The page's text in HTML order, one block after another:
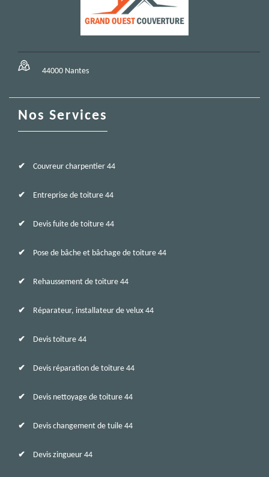
44000 Nantes
Nos Services
Couvreur charpentier 44
Entreprise de toiture 44
Devis fuite de toiture 44
Pose de bâche et bâchage de toiture 44
Rehaussement de toiture 44
Réparateur, installateur de velux 44
Devis toiture 44
Devis réparation de toiture 44
Devis nettoyage de toiture 44
Devis changement de tuile 44
Devis zingueur 44